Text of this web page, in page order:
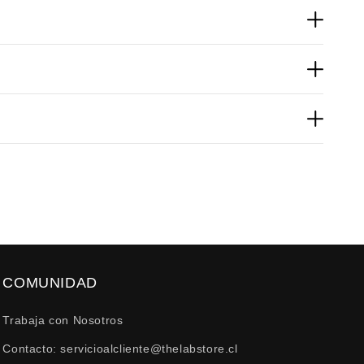
desde el cual se visualicen las
COMUNIDAD
Trabaja con Nosotros
Contacto: servicioalcliente@thelabstore.cl